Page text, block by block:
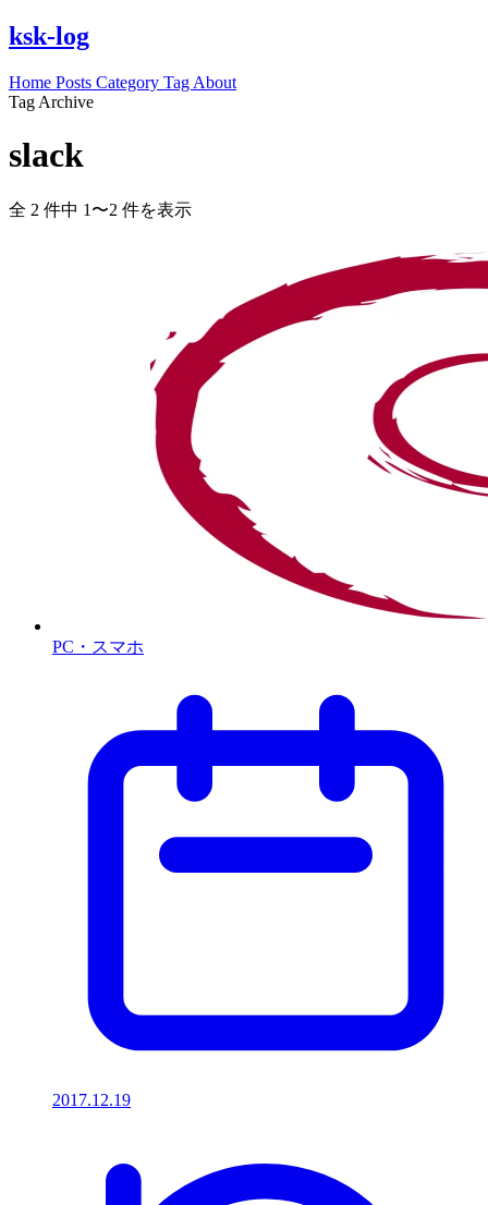
ksk-log
Home Posts Category Tag About
Tag Archive
slack
全 2 件中 1〜2 件を表示
PC・スマホ
2017.12.19